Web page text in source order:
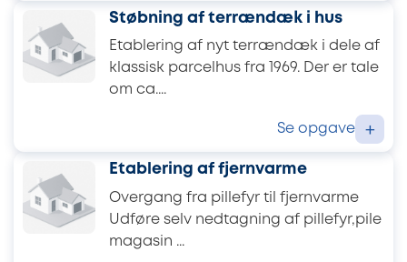
Støbning af terrændæk i hus
Etablering af nyt terrændæk i dele af
klassisk parcelhus fra 1969. Der er tale
om ca....
Se opgave +
Etablering af fjernvarme
Overgang fra pillefyr til fjernvarme
Udføre selv nedtagning af pillefyr,pile
magasin ...